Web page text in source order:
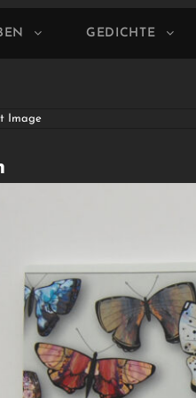
GEDICHTE
Image